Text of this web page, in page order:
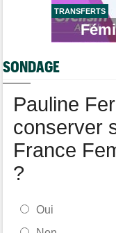
Mont Ventoux
Tour de Pologne
Louis Barré, son
Tour de France
TRANSFERTS
SONDAGE
Pauline
conserver
France
?
Oui